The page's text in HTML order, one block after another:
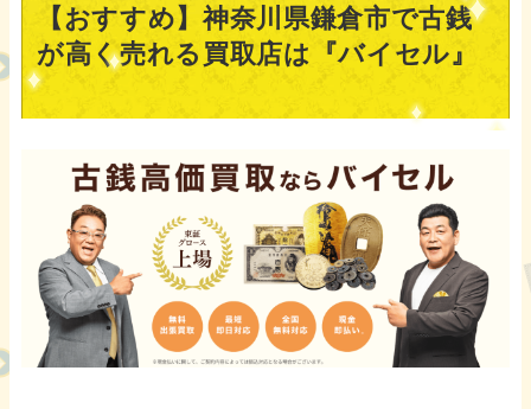
【おすすめ】神奈川県鎌倉市で古銭
が高く売れる買取店は『バイセル』